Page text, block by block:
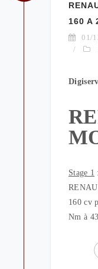
160 A
01/
/
Stage 1
160 cv
Nm à